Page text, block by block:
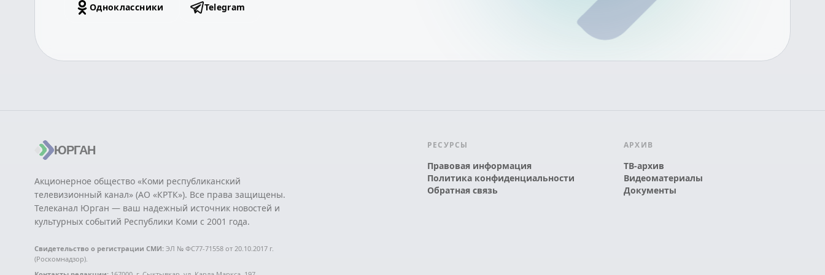
Одноклассники Telegram
ЮРГАН
Акционерное общество «Коми республиканский
телевизионный канал» (АО «КРТК»). Все права защищены.
Телеканал Юрган — ваш надежный источник новостей и
культурных событий Республики Коми с 2001 года.
Свидетельство о регистрации СМИ: ЭЛ № ФС77-71558 от 20.10.2017 г.
(Роскомнадзор).
РЕСУРСЫ
Правовая информация
Политика конфиденциальности
Обратная связь
АРХИВ
ТВ-архив
Видеоматериалы
Документы